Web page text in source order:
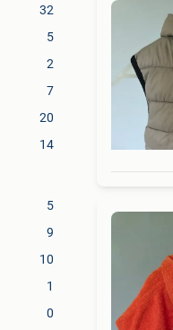
32
5
2
7
20
14
5
9
10
1
0